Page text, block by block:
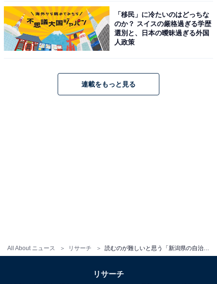
All About ニュース リサーチ
こちらもおすすめ
読むのが難しいと思う「福井県の自治体」ラン
「移民」に冷たいのはどっちな
のか？ スイスの厳格過ぎる学歴
選別と、日本の曖昧過ぎる外国
人政策
連載をもっと見る
リサーチ